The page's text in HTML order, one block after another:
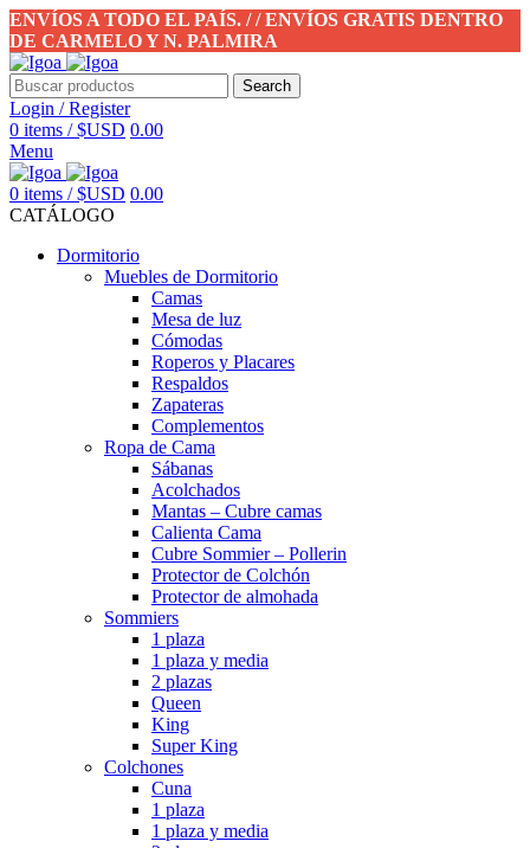
ENVÍOS A TODO EL PAÍS. / / ENVÍOS GRATIS DENTRO
DE CARMELO Y N. PALMIRA
Search
Login / Register
0 items / $USD 0.00
Menu
0 items / $USD 0.00
CATÁLOGO
Dormitorio
Muebles de Dormitorio
Camas
Mesa de luz
Cómodas
Roperos y Placares
Respaldos
Zapateras
Complementos
Ropa de Cama
Sábanas
Acolchados
Mantas – Cubre camas
Calienta Cama
Cubre Sommier – Pollerin
Protector de Colchón
Protector de almohada
Sommiers
1 plaza
1 plaza y media
2 plazas
Queen
King
Super King
Colchones
Cuna
1 plaza
1 plaza y media